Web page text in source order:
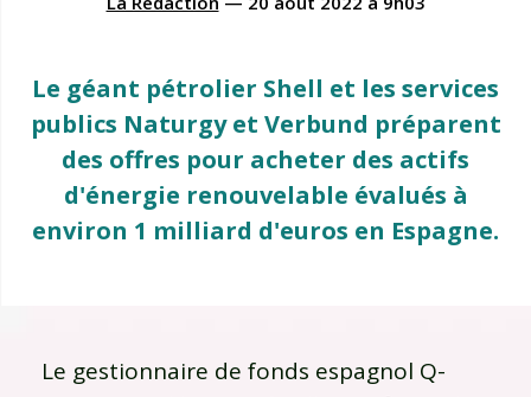
Le géant pétrolier Shell et les services
publics Naturgy et Verbund préparent
des offres pour acheter des actifs
d'énergie renouvelable évalués à
environ 1 milliard d'euros en Espagne.
Le gestionnaire de fonds espagnol Q-